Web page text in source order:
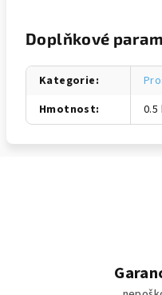
Doplňkové
Kategorie:
Hmotnost: 0.5